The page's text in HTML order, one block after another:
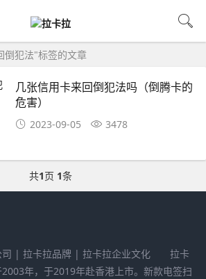
倒犯法"标签的文章
几张信用卡来回倒犯法吗（倒腾卡的
危害）
2023-09-05 3478
共1页 1条
| 拉卡拉品牌 | 拉卡拉企业文化 拉卡
年，于2019年赴香港上市。新款电签扫